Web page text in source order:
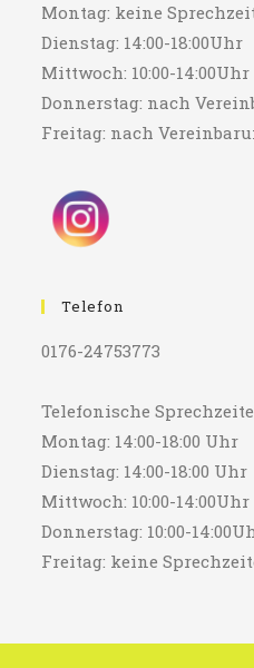
Montag: keine
Dienstag: 14:00-18:00Uhr
Mittwoch: 10:00-14:00Uhr
Donnerstag: nach
Freitag: nach
Telefon
0176-24753773
Telefonische
Montag: 14:00-18:00 Uhr
Dienstag: 14:00-18:00 Uhr
Mittwoch: 10:00-14:00Uhr
Donnerstag: 10:00-
Freitag: keine